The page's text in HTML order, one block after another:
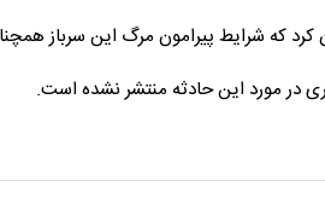
کرد که شرایط پیرامون مرگ این سرباز
در مورد این حادثه منتشر نشده است.